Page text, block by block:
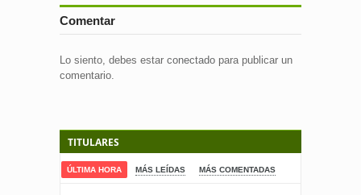
Comentar
Lo siento, debes estar conectado para publicar un
comentario.
TITULARES
ÚLTIMA HORA MÁS LEÍDAS MÁS COMENTADAS